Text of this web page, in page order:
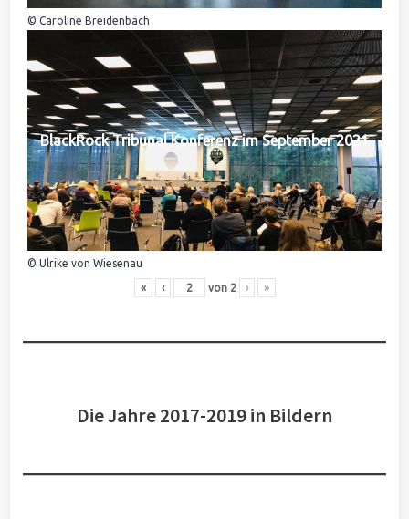
© Caroline Breidenbach
BlackRock Tribunal Konferenz im September 2021
© Ulrike von Wiesenau
« ‹ von 2 › »
Die Jahre 2017-2019 in Bildern